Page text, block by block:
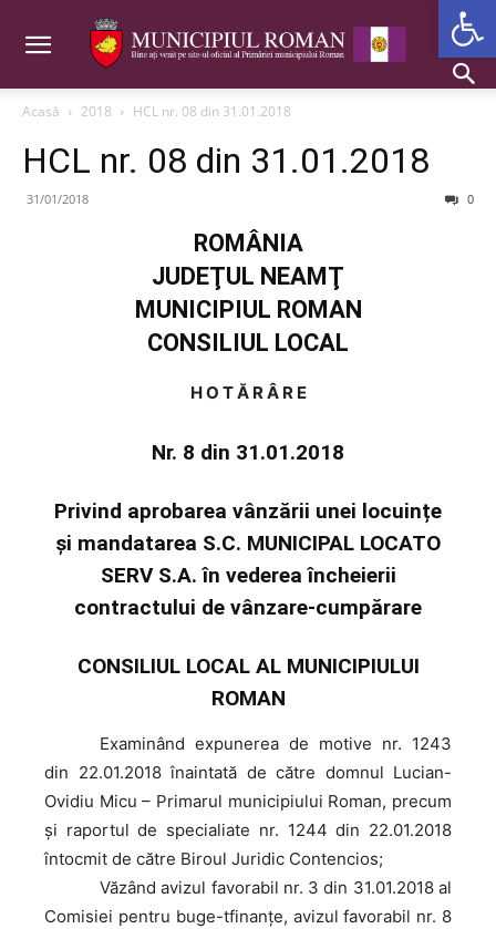
Acasă 2018 HCL nr. 08 din 31.01.2018
HCL nr. 08 din 31.01.2018
31/01/2018 0
ROMÂNIA
JUDEŢUL NEAMŢ
MUNICIPIUL ROMAN
CONSILIUL LOCAL
H O T Ă R Â R E
Nr. 8 din 31.01.2018
Privind aprobarea vânzării unei locuințe
și mandatarea S.C. MUNICIPAL LOCATO
SERV S.A. în vederea încheierii
contractului de vânzare-cumpărare
CONSILIUL LOCAL AL MUNICIPIULUI
ROMAN
Examinând expunerea de motive nr. 1243
din 22.01.2018 înaintată de către domnul Lucian-
Ovidiu Micu – Primarul municipiului Roman, precum
şi raportul de specialiate nr. 1244 din 22.01.2018
întocmit de către Biroul Juridic Contencios;
Văzând avizul favorabil nr. 3 din 31.01.2018 al
Comisiei pentru buge-tfinanțe, avizul favorabil nr. 8